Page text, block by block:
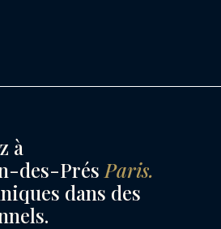
à
des-Prés Paris.
dans des